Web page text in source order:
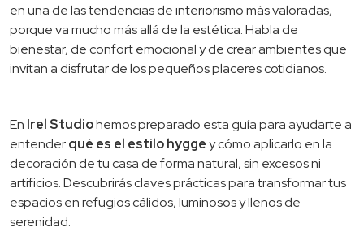
en una de las tendencias de interiorismo más valoradas,
porque va mucho más allá de la estética. Habla de
bienestar, de confort emocional y de crear ambientes que
invitan a disfrutar de los pequeños placeres cotidianos.
En Irel Studiohemos preparado esta guía para ayudarte a
entenderqué es el estilo hyggey cómo aplicarlo en la
decoración de tu casa de forma natural, sin excesos ni
artificios. Descubrirás claves prácticas para transformar tus
espacios en refugios cálidos, luminosos y llenos de
serenidad.